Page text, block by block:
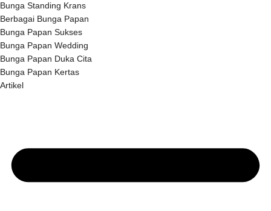
Bunga Standing Krans
Berbagai Bunga Papan
Bunga Papan Sukses
Bunga Papan Wedding
Bunga Papan Duka Cita
Bunga Papan Kertas
Artikel